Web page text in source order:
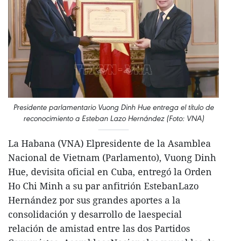
Presidente parlamentario Vuong Dinh Hue entrega el título de
reconocimiento a Esteban Lazo Hernández (Foto: VNA)
La Habana (VNA) Elpresidente de la Asamblea
Nacional de Vietnam (Parlamento), Vuong Dinh
Hue, devisita oficial en Cuba, entregó la Orden
Ho Chi Minh a su par anfitrión EstebanLazo
Hernández por sus grandes aportes a la
consolidación y desarrollo de laespecial
relación de amistad entre las dos Partidos